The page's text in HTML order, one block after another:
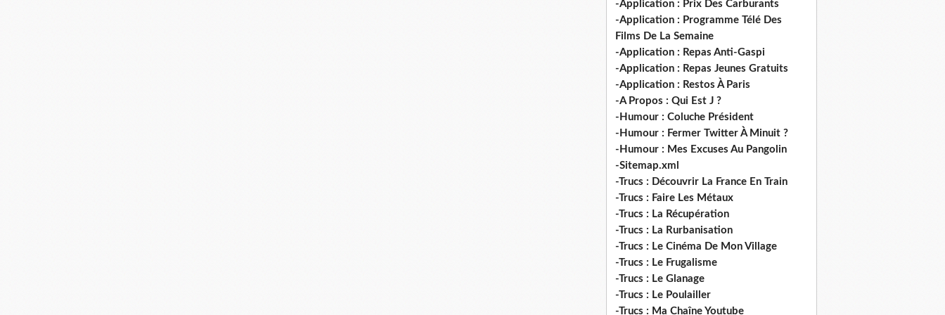
-Application : Prix Des Carburants
-Application : Programme Télé Des
Films De La Semaine
-Application : Repas Anti-Gaspi
-Application : Repas Jeunes Gratuits
-Application : Restos À Paris
-A Propos : Qui Est J ?
-Humour : Coluche Président
-Humour : Fermer Twitter À Minuit ?
-Humour : Mes Excuses Au Pangolin
-Sitemap.xml
-Trucs : Découvrir La France En Train
-Trucs : Faire Les Métaux
-Trucs : La Récupération
-Trucs : La Rurbanisation
-Trucs : Le Cinéma De Mon Village
-Trucs : Le Frugalisme
-Trucs : Le Glanage
-Trucs : Le Poulailler
-Trucs : Ma Chaîne Youtube